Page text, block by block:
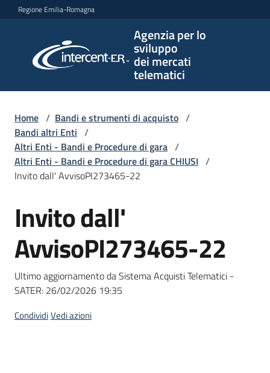
Vai al contenuto
Vai alla navigazione
Vai al footer
Regione Emilia-Romagna
Agenzia per lo
sviluppo
dei mercati
telematici
per lo
sviluppo
telematici
L'Agenzia
Bandi
strumenti
acquisto
Home / Bandi e strumenti di acquisto /
Bandi altri Enti /
Altri Enti - Bandi e Procedure di gara /
Altri Enti - Bandi e Procedure di gara CHIUSI /
Invito dall' AvvisoPI273465-22
Salta al contenuto
Invito dall'
AvvisoPI273465-22
Ultimo aggiornamento da Sistema Acquisti Telematici -
SATER: 26/02/2026 19:35
CondividiVedi azioni